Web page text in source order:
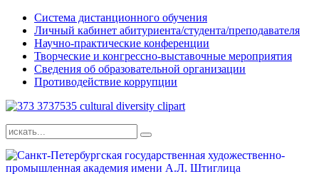
Система дистанционного обучения
Личный кабинет абитуриента/студента/преподавателя
Научно-практические конференции
Творческие и конгрессно-выставочные мероприятия
Сведения об образовательной организации
Противодействие коррупции